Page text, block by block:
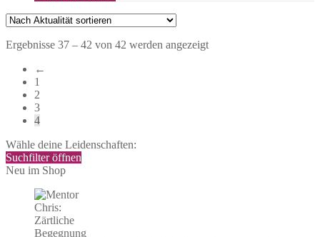
Ergebnisse 37 – 42 von 42 werden angezeigtNach
←
1
2
3
4
Wähle deine Leidenschaften:
Suchfilter öffnen
Neu im Shop